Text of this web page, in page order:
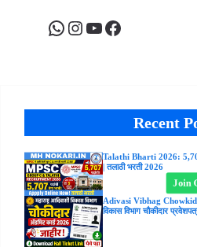
WhatsApp
Instagram
YouTube
Facebook
Recent
Talathi Bharti 2026:
| तलाठी भरती 2026
Adivasi Vibhag
विकास विभाग चौकीदार
Join Our